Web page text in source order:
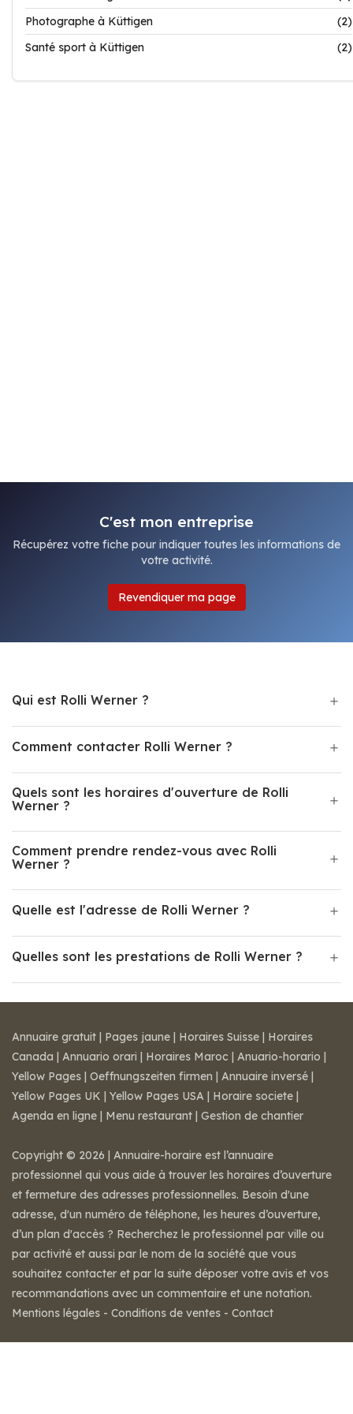
Photographe à Küttigen
(2)
Santé sport à Küttigen
(2)
C'est mon entreprise
Récupérez votre fiche pour indiquer toutes les informations de
votre activité.
Revendiquer ma page
Qui est Rolli Werner ?
Comment contacter Rolli Werner ?
Quels sont les horaires d'ouverture de Rolli
Werner ?
Comment prendre rendez-vous avec Rolli
Werner ?
Quelle est l'adresse de Rolli Werner ?
Quelles sont les prestations de Rolli Werner ?
Annuaire gratuit | Pages jaune | Horaires Suisse | Horaires
Canada | Annuario orari | Horaires Maroc | Anuario-horario |
Yellow Pages | Oeffnungszeiten firmen | Annuaire inversé |
Yellow Pages UK | Yellow Pages USA | Horaire societe |
Agenda en ligne | Menu restaurant | Gestion de chantier
Copyright © 2026 | Annuaire-horaire est l’annuaire
professionnel qui vous aide à trouver les horaires d’ouverture
et fermeture des adresses professionnelles. Besoin d'une
adresse, d'un numéro de téléphone, les heures d’ouverture,
d’un plan d'accès ? Recherchez le professionnel par ville ou
par activité et aussi par le nom de la société que vous
souhaitez contacter et par la suite déposer votre avis et vos
recommandations avec un commentaire et une notation.
Mentions légales - Conditions de ventes - Contact